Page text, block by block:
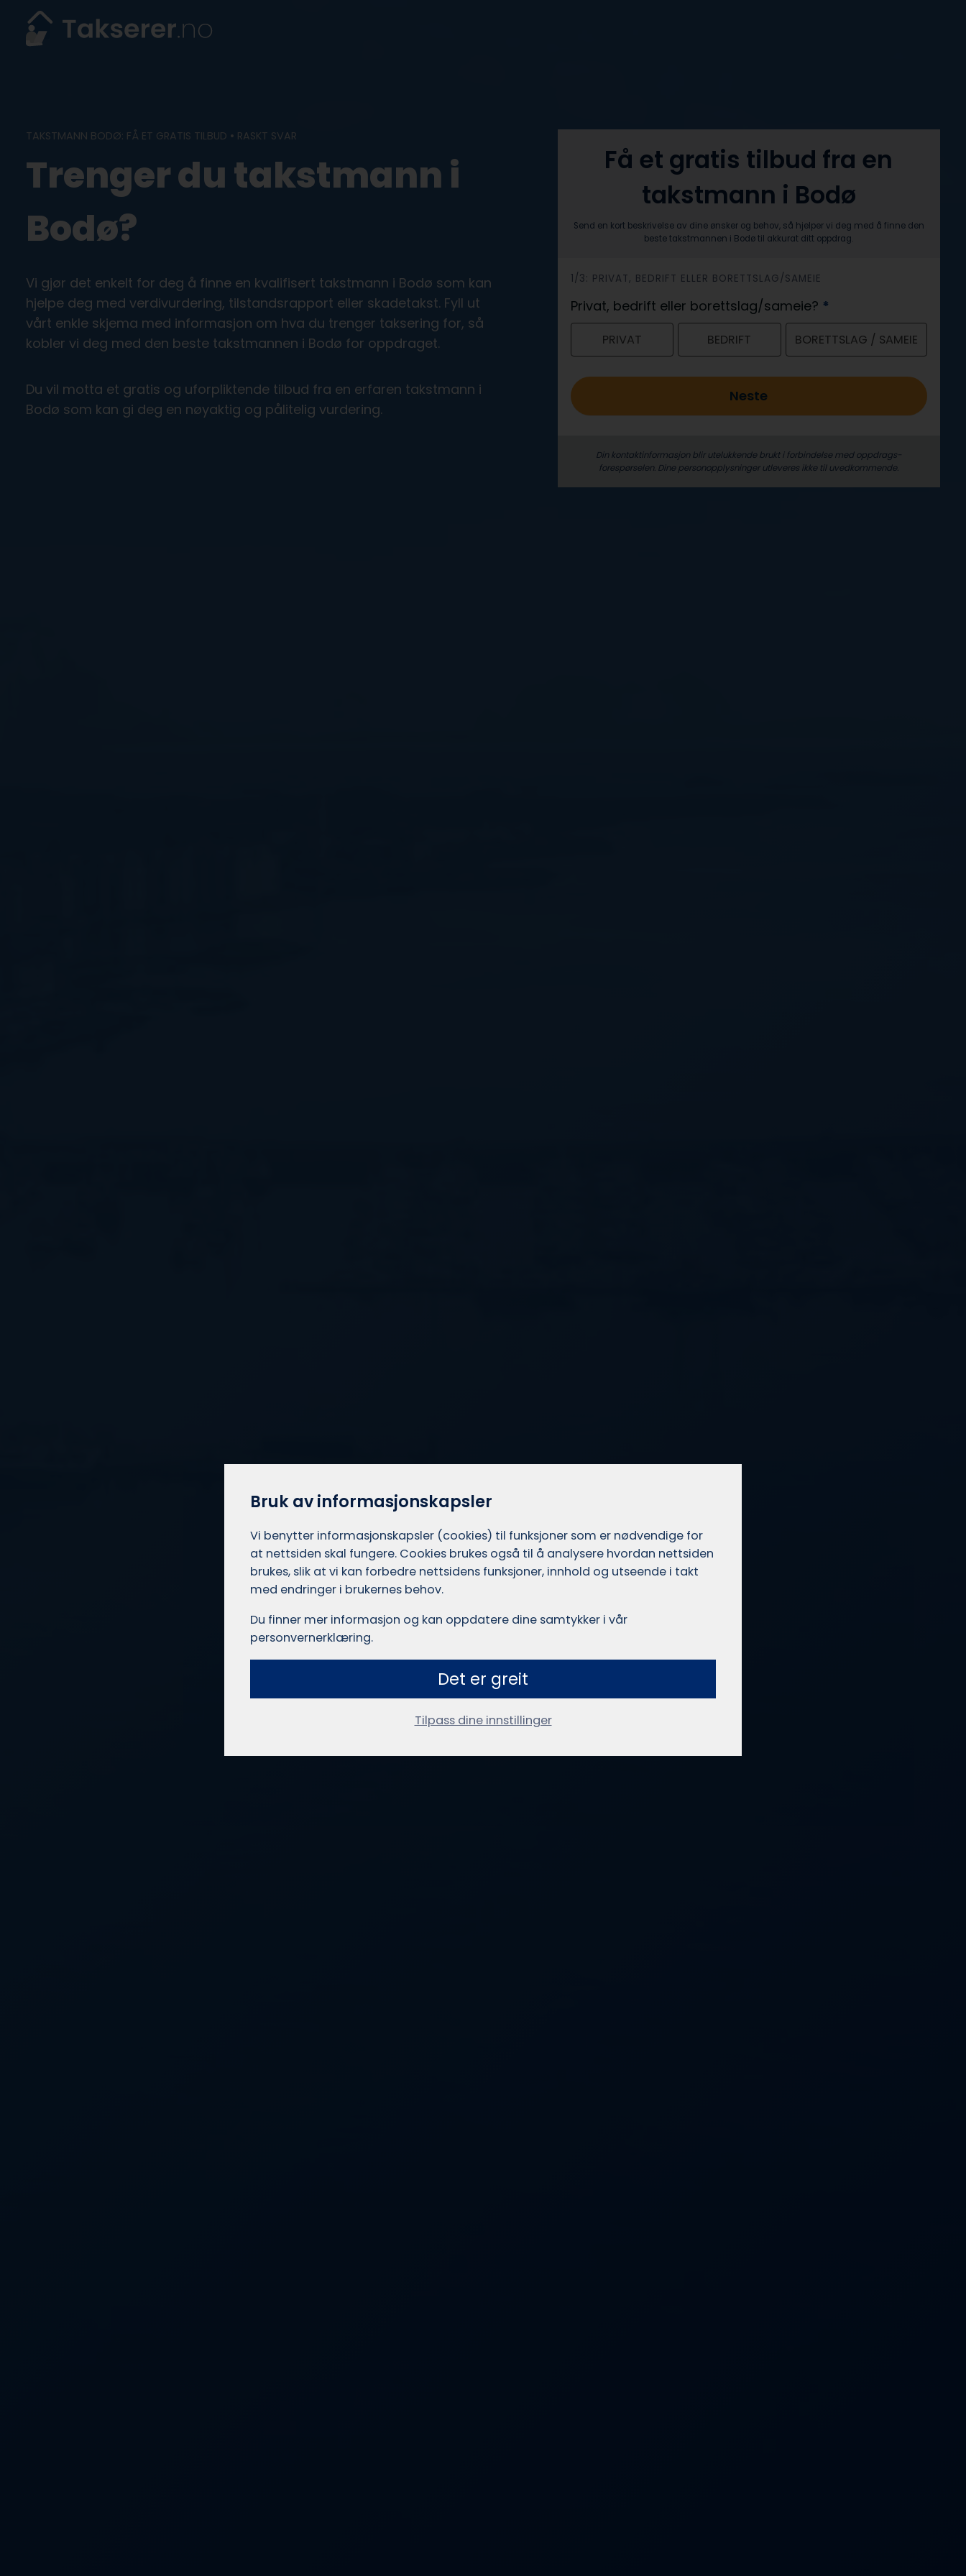
content
TAKSTMANN BODØ: FÅ ET GRATIS TILBUD • RASKT SVAR
Trenger du takstmann i
Bodø?
Vi gjør det enkelt for deg å finne en kvalifisert takstmann i Bodø som kan
hjelpe deg med verdivurdering, tilstandsrapport eller skadetakst. Fyll ut
vårt enkle skjema med informasjon om hva du trenger taksering for, så
kobler vi deg med den beste takstmannen i Bodø for oppdraget.
Du vil motta et gratis og uforpliktende tilbud fra en erfaren takstmann i
Bodø som kan gi deg en nøyaktig og pålitelig vurdering.
Få et gratis tilbud fra en
takstmann i Bodø
Send en kort beskrivelse av dine ønsker og behov, så hjelper vi deg med å finne den
beste takstmannen i Bodø til akkurat ditt oppdrag.
h
e
r
1/3: PRIVAT, BEDRIFT ELLER BORETTSLAG/SAMEIE
Privat, bedrift eller borettslag/sameie? *
PRIVAT BEDRIFT BORETTSLAG / SAMEIE
Neste
Din kontaktinformasjon blir utelukkende brukt i forbindelse med oppdrags­
forespørselen. Dine person­­opplysninger utleveres ikke til uvedkommende.
Bruk av informasjonskapsler
Vi benytter informasjons­kapsler (cookies) til funksjoner som er nødvendige for
at nettsiden skal fungere. Cookies brukes også til å analysere hvordan nettsiden
brukes, slik at vi kan forbedre nettsidens funksjoner, innhold og utseende i takt
med endringer i brukernes behov.
Du finner mer informasjon og kan oppdatere dine samtykker i vår
personvernerklæring.
Det er greit
Tilpass dine innstillinger